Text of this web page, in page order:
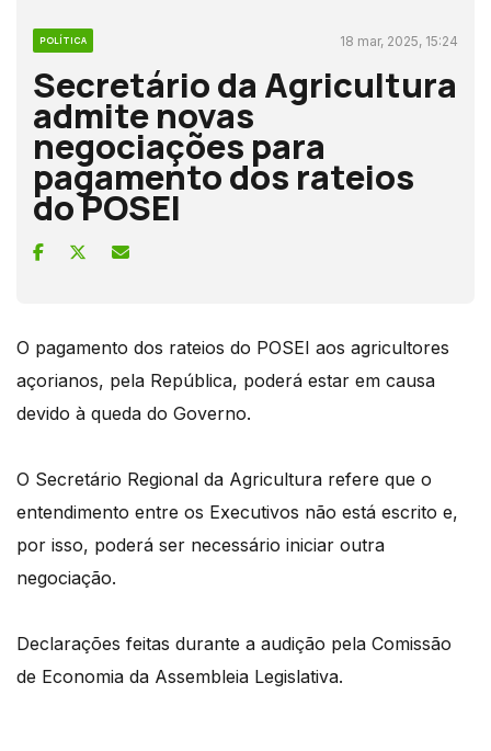
POLÍTICA 18 mar, 2025, 15:24
Secretário da Agricultura
admite novas
negociações para
pagamento dos rateios
do POSEI
O pagamento dos rateios do POSEI aos agricultores
açorianos, pela República, poderá estar em causa
devido à queda do Governo.
O Secretário Regional da Agricultura refere que o
entendimento entre os Executivos não está escrito e,
por isso, poderá ser necessário iniciar outra
negociação.
Declarações feitas durante a audição pela Comissão
de Economia da Assembleia Legislativa.